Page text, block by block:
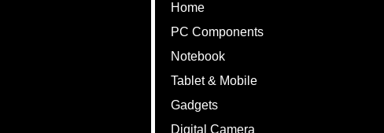
Home
PC Components
Notebook
Tablet & Mobile
Gadgets
Digital Camera